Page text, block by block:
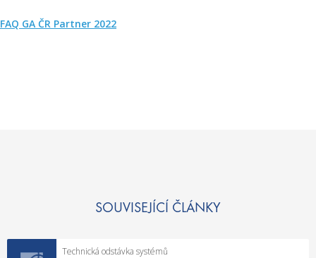
FAQ GA ČR Partner 2022
SOUVISEJÍCÍ ČLÁNKY
Technická odstávka systémů